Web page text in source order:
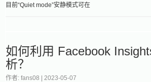
目前“Quiet mode”安静模式可在
如何利用 Facebook
析？
作者: fans08 | 2023-05-07